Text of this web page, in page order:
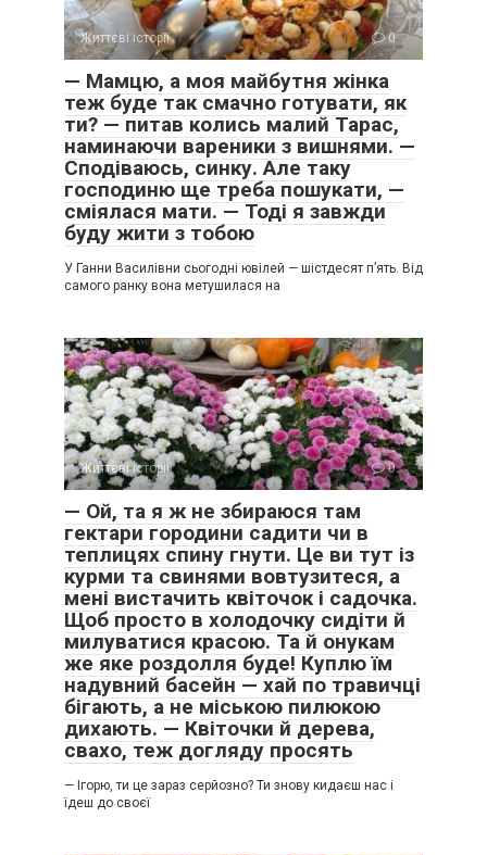
Життєві історії 0
— Мамцю, а моя майбутня жінка
теж буде так смачно готувати, як
ти? — питав колись малий Тарас,
наминаючи вареники з вишнями. —
Сподіваюсь, синку. Але таку
господиню ще треба пошукати, —
сміялася мати. — Тоді я завжди
буду жити з тобою
У Ганни Василівни сьогодні ювілей — шістдесят п’ять. Від
самого ранку вона метушилася на
Життєві історії 0
— Ой, та я ж не збираюся там
гектари городини садити чи в
теплицях спину гнути. Це ви тут із
курми та свинями вовтузитеся, а
мені вистачить квіточок і садочка.
Щоб просто в холодочку сидіти й
милуватися красою. Та й онукам
же яке роздолля буде! Куплю їм
надувний басейн — хай по травичці
бігають, а не міською пилюкою
дихають. — Квіточки й дерева,
свахо, теж догляду просять
— Ігорю, ти це зараз серйозно? Ти знову кидаєш нас і
їдеш до своєї